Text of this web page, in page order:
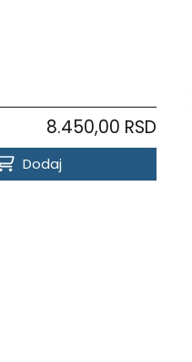
8.450,00 RSD
Dodaj